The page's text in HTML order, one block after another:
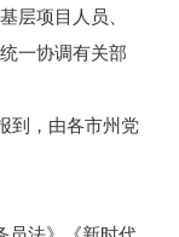
层项目人员、
一协调有关部
到，由各市州党